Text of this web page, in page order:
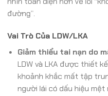
đường”.
Vai Trò Của LDW/LKA
Giảm thiểu tai nạn do
LDW và LKA được thiết
khoảnh khắc mất tập
người lái có dấu hiệu mệt